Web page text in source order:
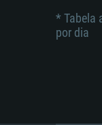
* Tabela
por dia